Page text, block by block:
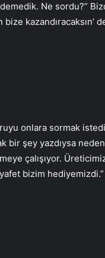
Ne sordu?”
kazandıracaksın’
onlara sormak
bir şey yazdıysa
çalışıyor.
bizim hediyemizdi.”